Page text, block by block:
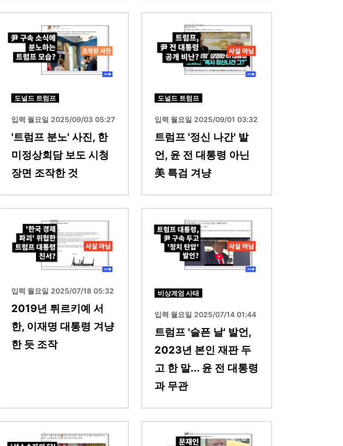
도널드 트럼프
입력 월요일 2025/09/03 05:27
'트럼프 분노' 사진, 한
미정상회담 보도 시청
장면 조작한 것
도널드 트럼프
입력 월요일 2025/09/01 03:32
트럼프 '정신 나간' 발
언, 윤 전 대통령 아닌
美 특검 겨냥
입력 월요일 2025/07/18 05:32
2019년 튀르키예 서
한, 이재명 대통령 겨냥
한 듯 조작
비상계엄 사태
입력 월요일 2025/07/14 01:44
트럼프 '슬픈 날' 발언,
2023년 본인 재판 두
고 한 말... 윤 전 대통령
과 무관